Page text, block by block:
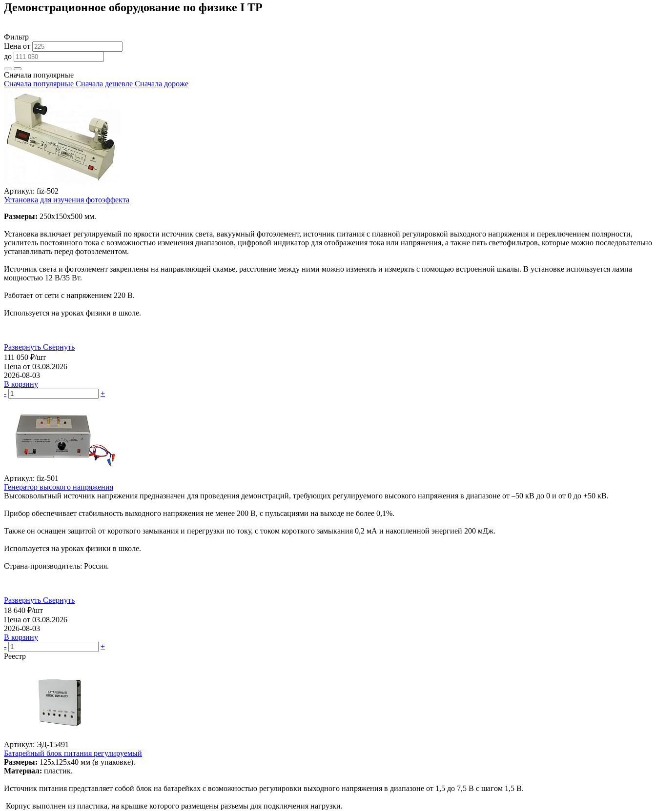
Демонстрационное оборудование по физике I ТР
Фильтр
Цена от
до
Сначала популярные
Сначала популярные Сначала дешевле Сначала дороже
Артикул: fiz-502
Установка для изучения фотоэффекта
Размеры: 250х150х500 мм.
Установка включает регулируемый по яркости источник света, вакуумный фотоэлемент, источник питания с плавной регулировкой выходного напряжения и переключением полярности,
усилитель постоянного тока с возможностью изменения диапазонов, цифровой индикатор для отображения тока или напряжения, а также пять светофильтров, которые можно последовательно
устанавливать перед фотоэлементом.
Источник света и фотоэлемент закреплены на направляющей скамье, расстояние между ними можно изменять и измерять с помощью встроенной шкалы. В установке используется лампа
мощностью 12 В/35 Вт.
Работает от сети с напряжением 220 В.
Используется на уроках физики в школе.
Развернуть Свернуть
111 050 ₽/шт
Цена от 03.08.2026
2026-08-03
В корзину
-
+
Артикул: fiz-501
Генератор высокого напряжения
Высоковольтный источник напряжения предназначен для проведения демонстраций, требующих регулируемого высокого напряжения в диапазоне от –50 кВ до 0 и от 0 до +50 кВ.
Прибор обеспечивает стабильность выходного напряжения не менее 200 В, с пульсациями на выходе не более 0,1%.
Также он оснащен защитой от короткого замыкания и перегрузки по току, с током короткого замыкания 0,2 мА и накопленной энергией 200 мДж.
Используется на уроках физики в школе.
Страна-производитель: Россия.
Развернуть Свернуть
18 640 ₽/шт
Цена от 03.08.2026
2026-08-03
В корзину
-
+
Реестр
Артикул: ЭД-15491
Батарейный блок питания регулируемый
Размеры: 125х125х40 мм (в упаковке).
Материал: пластик.
Источник питания представляет собой блок на батарейках с возможностью регулировки выходного напряжения в диапазоне от 1,5 до 7,5 В с шагом 1,5 В.
Корпус выполнен из пластика, на крышке которого размещены разъемы для подключения нагрузки.